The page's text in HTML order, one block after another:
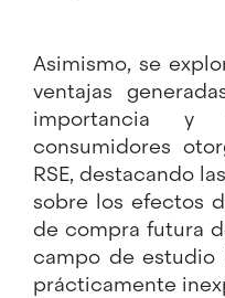
Asimismo, se
ventajas
importancia y
consumidores
RSE, destacando
sobre los efectos
de compra futura
campo de estudio
prácticamente